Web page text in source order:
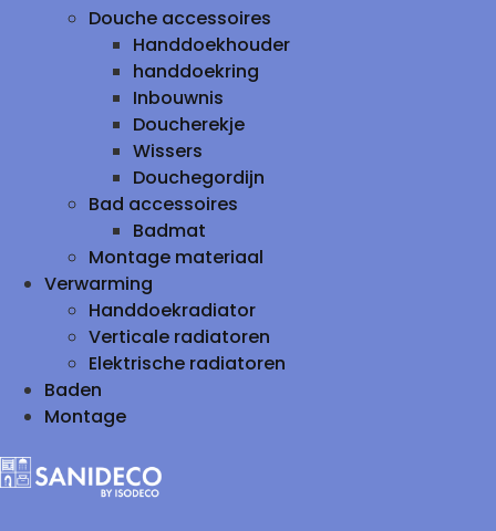
Douche accessoires
Handdoekhouder
handdoekring
Inbouwnis
Doucherekje
Wissers
Douchegordijn
Bad accessoires
Badmat
Montage materiaal
Verwarming
Handdoekradiator
Verticale radiatoren
Elektrische radiatoren
Baden
Montage